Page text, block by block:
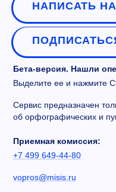
НАПИСАТЬ
Бета-версия. Нашли
Выделите ее и нажмите
Сервис предназначен
об орфографических и
Приемная комиссия:
+7 499 649-44-80
vopros@misis.ru